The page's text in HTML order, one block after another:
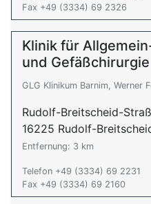
Fax +49 (3334) 69 2326
Klinik für
und Gefäßchirurgie
GLG Klinikum Barnim, Werner
Rudolf-Breitscheid-
16225 Rudolf-
Entfernung: 3 km
Telefon +49 (3334) 69 2231
Fax +49 (3334) 69 2160